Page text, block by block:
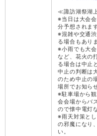
≪諏訪湖祭湖
※当日は大会
分予想されま
※混雑や交通
る場合もあり
※小雨でも大
など、花火の
る場合は中止
中止の判断は
のため中止の
場所でお知ら
※駐車場から
会会場からバ
ので懐中電灯
※雨天対策と
の邪魔になり
い。